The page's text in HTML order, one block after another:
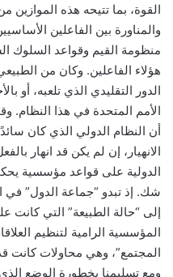
القوة، بما تتيحه هذه
والمناورة بين الفاعلين
منظومة القيم وقواعد السلوك
هؤلاء الفاعلين. وكان من
الدور التقليدي الذي تلعبه، أو
الأمم المتحدة في هذا النظام.
الانهيار، إن لم يكن قد انهار
الدولية على قواعد مؤسسية
شك. إذ تبدو “جماعة الدول” في
إلى “حالة الطبيعة” التي كانت
المؤسسية الرامية لتنظيم
المجتمع”، وهي محاولات كانت
ومع تسليمنا بخطورة الوضع الذي